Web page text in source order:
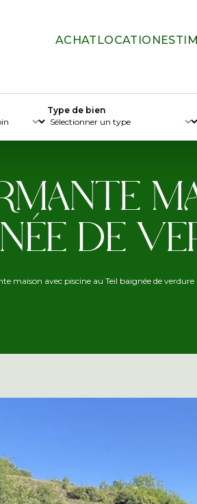
ACHAT LOCATION
Type de bien
DE
maison avec piscine au Teil baignée de verdure